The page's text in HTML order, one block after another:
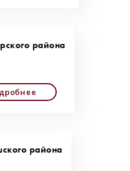
района
района